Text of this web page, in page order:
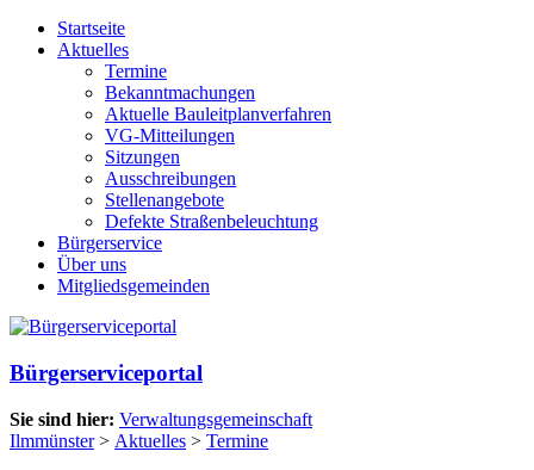
Startseite
Aktuelles
Termine
Bekanntmachungen
Aktuelle Bauleitplanverfahren
VG-Mitteilungen
Sitzungen
Ausschreibungen
Stellenangebote
Defekte Straßenbeleuchtung
Bürgerservice
Über uns
Mitgliedsgemeinden
Bürgerserviceportal
Sie sind hier: Verwaltungsgemeinschaft
Ilmmünster> Aktuelles > Termine